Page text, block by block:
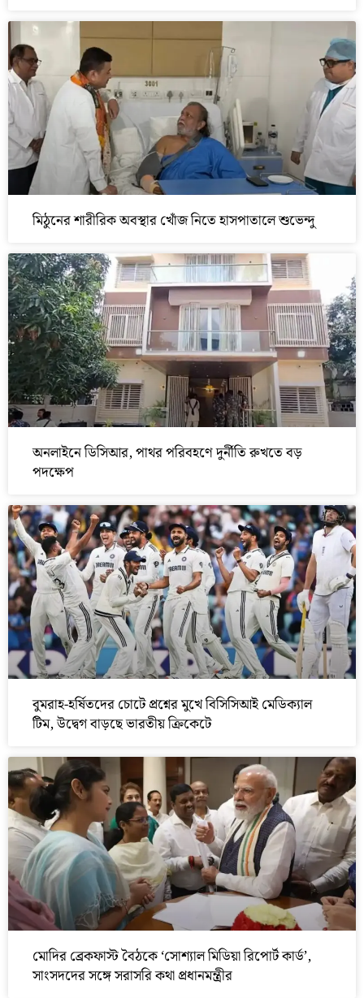
মিঠুনের শারীরিক অবস্থার খোঁজ নিতে হাসপাতালে শুভেন্দু
অনলাইনে ডিসিআর, পাথর পরিবহণে দুর্নীতি রুখতে বড়
পদক্ষেপ
বুমরাহ-হর্ষিতদের চোটে প্রশ্নের মুখে বিসিসিআই মেডিক্যাল
টিম, উদ্বেগ বাড়ছে ভারতীয় ক্রিকেটে
মোদির ব্রেকফাস্ট বৈঠকে ‘সোশ্যাল মিডিয়া রিপোর্ট কার্ড’,
সাংসদদের সঙ্গে সরাসরি কথা প্রধানমন্ত্রীর